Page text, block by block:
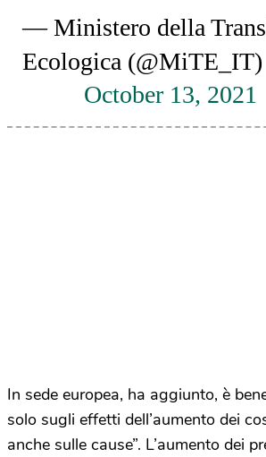
— Ministero della
Ecologica (@MiTE_IT)
October 13, 2021
In sede europea, ha aggiunto, è
solo sugli effetti dell’aumento dei
anche sulle cause”. L’aumento dei